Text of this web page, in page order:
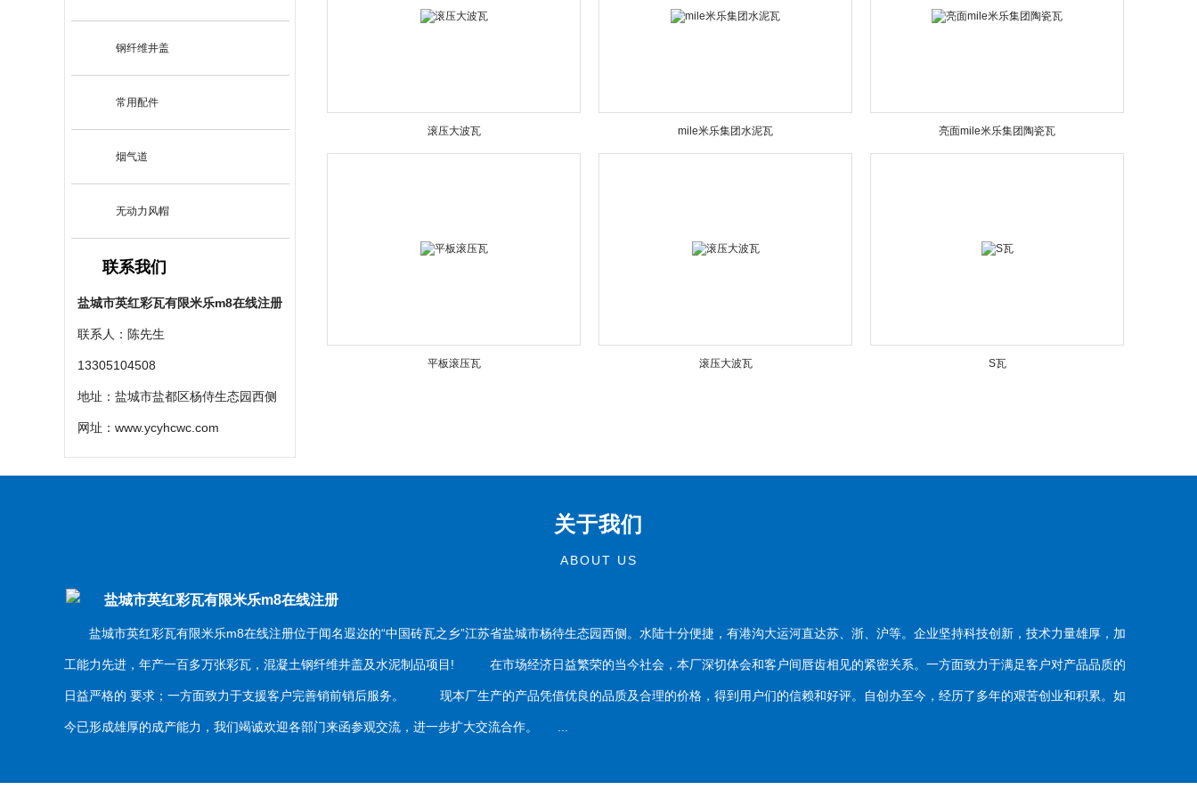
钢纤维井盖
常用配件
烟气道
无动力风帽
联系我们
盐城市英红彩瓦有限米乐m8在线注册
联系人：陈先生
13305104508
地址：盐城市盐都区杨侍生态园西侧
网址： www.ycyhcwc.com
滚压大波瓦 mile米乐集团水泥瓦 亮面mile米乐集团陶瓷瓦
平板滚压瓦 滚压大波瓦 S瓦
关于我们
ABOUT US
盐城市英红彩瓦有限米乐m8在线注册
盐城市英红彩瓦有限米乐m8在线注册位于闻名遐迩的“中国砖瓦之乡”江苏省盐城市杨待生态园西侧。水陆十分便捷，有港沟大运河直达苏、浙、沪等。企业坚持科技创新，技术力量雄厚，加
工能力先进，年产一百多万张彩瓦，混凝土钢纤维井盖及水泥制品项目! 在市场经济日益繁荣的当今社会，本厂深切体会和客户间唇齿相见的紧密关系。一方面致力于满足客户对产品品质的
日益严格的 要求；一方面致力于支援客户完善销前销后服务。 现本厂生产的产品凭借优良的品质及合理的价格，得到用户们的信赖和好评。自创办至今，经历了多年的艰苦创业和积累。如
今已形成雄厚的成产能力，我们竭诚欢迎各部门来函参观交流，进一步扩大交流合作。 ...